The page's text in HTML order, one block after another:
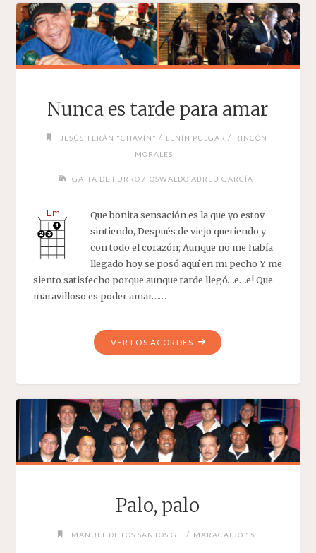
Nunca es tarde para amar
JESÚS TERÁN "CHAVÍN" / LENÍN PULGAR / RINCÓN
MORALES
GAITA DE FURRO / OSWALDO ABREU GARCÍA
Que bonita sensación es la que yo estoy
sintiendo, Después de viejo queriendo y
con todo el corazón; Aunque no me había
llegado hoy se posó aquí en mi pecho Y me
siento satisfecho porque aunque tarde llegó…e…e! Que
maravilloso es poder amar……
VER LOS ACORDES"NUNCA
AMAR"
Palo, palo
MANUEL DE LOS SANTOS GIL / MARACAIBO 15